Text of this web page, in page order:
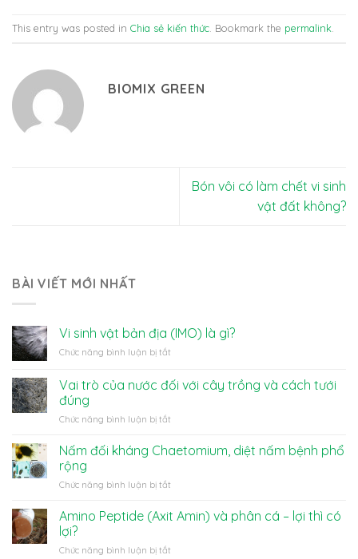
This entry was posted in Chia sẻ kiến thức. Bookmark the permalink.
BIOMIX GREEN
Bón vôi có làm chết vi sinh
vật đất không?
BÀI VIẾT MỚI NHẤT
Vi sinh vật bản địa (IMO) là gì?
Chức năng bình luận bị tắtở
sinh
vật
địa
là
Vai trò của nước đối với cây trồng và cách tưới
đúng
Chức năng bình luận bị tắtở
trò
của
đối
cây
Nấm đối kháng Chaetomium, diệt nấm bệnh phổ
rộng
Chức năng bình luận bị tắtở
đối
kháng
diệt
Amino Peptide (Axit Amin) và phân cá – lợi thì có
lợi?
Chức năng bình luận bị tắtở